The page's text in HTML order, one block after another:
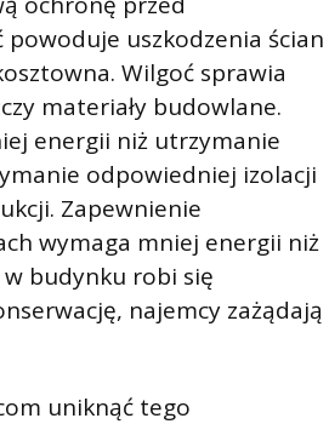
uszkodzenia ścian
Wilgoć sprawia
materiały budowlane.
energii niż utrzymanie
odpowiedniej izolacji
Zapewnienie
wymaga mniej energii niż
budynku robi się
najemcy zażądają
uniknąć tego